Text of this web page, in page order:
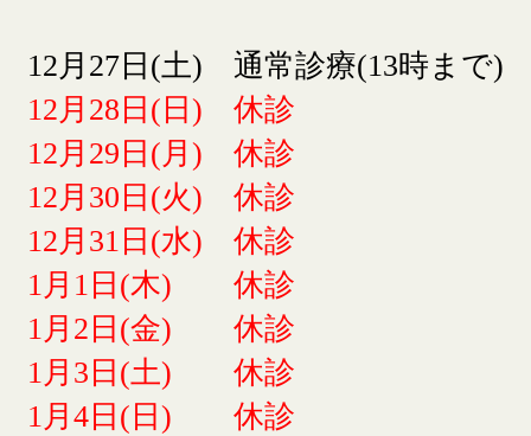
12月27日(土) 通常診療(13時まで)
12月28日(日) 休診
12月29日(月) 休診
12月30日(火) 休診
12月31日(水) 休診
1月1日(木) 休診
1月2日(金) 休診
1月3日(土) 休診
1月4日(日) 休診